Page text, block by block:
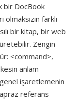
bir DocBook
farklı
bir kitap, bir web
Zengin
<command>,
anlam
işaretlemenin
referans